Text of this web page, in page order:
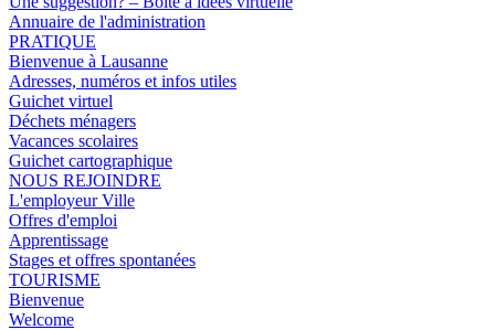
Annuaire de l'administration
PRATIQUE
Bienvenue à Lausanne
Adresses, numéros et infos utiles
Guichet virtuel
Déchets ménagers
Vacances scolaires
Guichet cartographique
NOUS REJOINDRE
L'employeur Ville
Offres d'emploi
Apprentissage
Stages et offres spontanées
TOURISME
Bienvenue
Welcome